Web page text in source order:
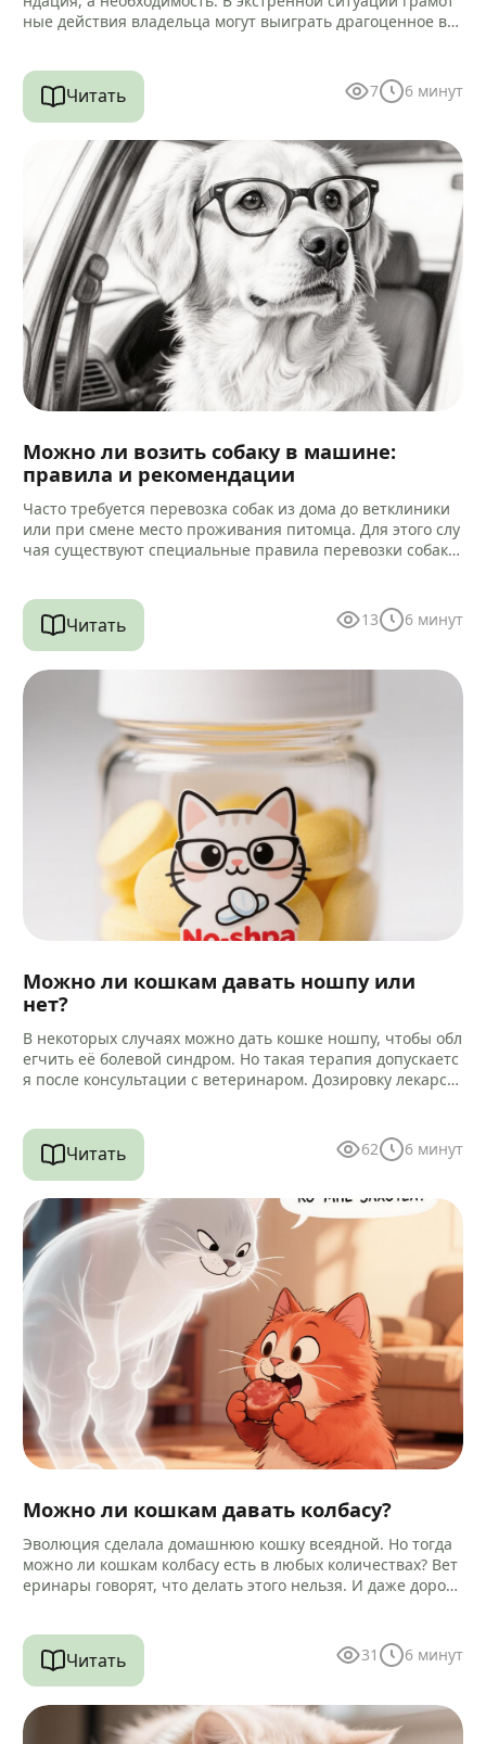
ные действия владельца могут выиграть драгоценное вр
Читать 7 6 минут
Можно ли возить собаку в машине:
правила и рекомендации
Часто требуется перевозка собак из дома до ветклиники
или при смене место проживания питомца. Для этого слу
чая существуют специальные правила перевозки собак в
Читать 13 6 минут
Можно ли кошкам давать ношпу или
нет?
В некоторых случаях можно дать кошке ношпу, чтобы обл
егчить её болевой синдром. Но такая терапия допускаетс
я после консультации с ветеринаром. Дозировку лекарст
Читать 62 6 минут
Можно ли кошкам давать колбасу?
Эволюция сделала домашнюю кошку всеядной. Но тогда
можно ли кошкам колбасу есть в любых количествах? Вет
еринары говорят, что делать этого нельзя. И даже дороги
Читать 31 6 минут